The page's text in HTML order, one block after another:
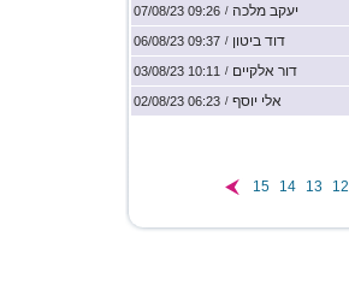
יעקב מלכה /
09:26 07/08/23
דוד ביטון /
09:37 06/08/23
דור אלקיים /
10:11 03/08/23
אלי יוסף /
06:23 02/08/23
12
13
14
15